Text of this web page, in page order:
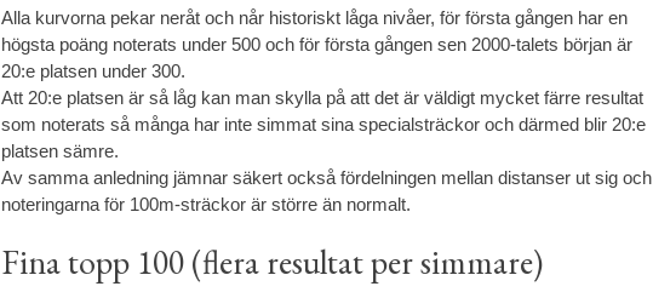
Alla kurvorna pekar neråt och når historiskt låga nivåer, för första gången har en
högsta poäng noterats under 500 och för första gången sen 2000-talets början är
20:e platsen under 300.
Att 20:e platsen är så låg kan man skylla på att det är väldigt mycket färre resultat
som noterats så många har inte simmat sina specialsträckor och därmed blir 20:e
platsen sämre.
Av samma anledning jämnar säkert också fördelningen mellan distanser ut sig och
noteringarna för 100m-sträckor är större än normalt.
Fina topp 100 (flera resultat per simmare)